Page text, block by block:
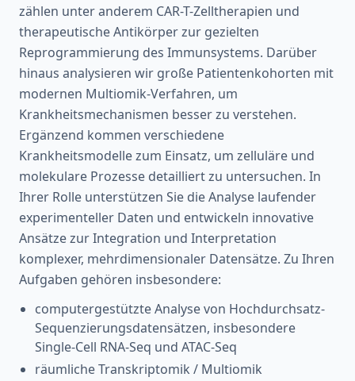
zählen unter anderem CAR-T-Zelltherapien und
therapeutische Antikörper zur gezielten
Reprogrammierung des Immunsystems. Darüber
hinaus analysieren wir große Patientenkohorten mit
modernen Multiomik-Verfahren, um
Krankheitsmechanismen besser zu verstehen.
Ergänzend kommen verschiedene
Krankheitsmodelle zum Einsatz, um zelluläre und
molekulare Prozesse detailliert zu untersuchen. In
Ihrer Rolle unterstützen Sie die Analyse laufender
experimenteller Daten und entwickeln innovative
Ansätze zur Integration und Interpretation
komplexer, mehrdimensionaler Datensätze. Zu Ihren
Aufgaben gehören insbesondere:
computergestützte Analyse von Hochdurchsatz-
Sequenzierungsdatensätzen, insbesondere
Single-Cell RNA-Seq und ATAC-Seq
räumliche Transkriptomik / Multiomik